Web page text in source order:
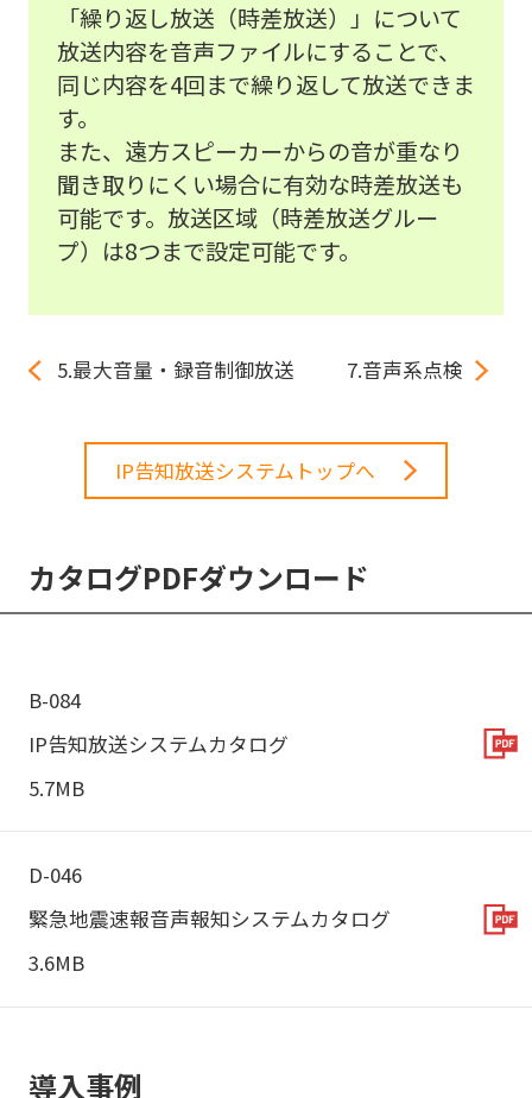
「繰り返し放送（時差放送）」について
放送内容を音声ファイルにすることで、
同じ内容を4回まで繰り返して放送できま
す。
また、遠方スピーカーからの音が重なり
聞き取りにくい場合に有効な時差放送も
可能です。放送区域（時差放送グルー
プ）は8つまで設定可能です。
5.最大音量・録音制御放送 7.音声系点検
IP告知放送システムトップへ
カタログPDFダウンロード
B-084
IP告知放送システムカタログ
5.7MB
D-046
緊急地震速報音声報知システムカタログ
3.6MB
導入事例